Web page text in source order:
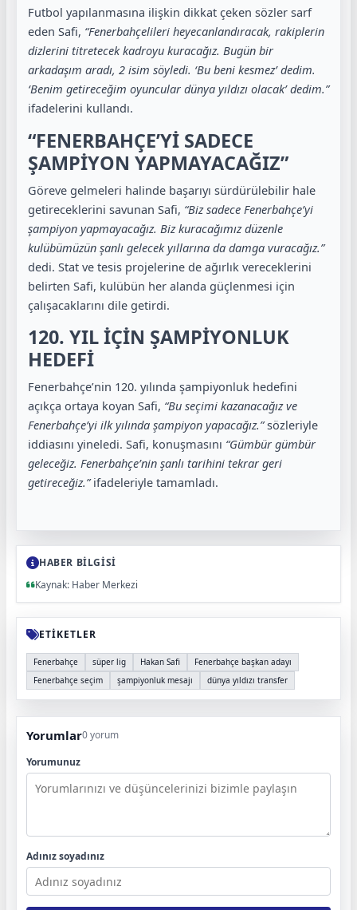
Futbol yapılanmasına ilişkin dikkat çeken sözler sarf
eden Safi, “Fenerbahçelileri heyecanlandıracak, rakiplerin
dizlerini titretecek kadroyu kuracağız. Bugün bir
arkadaşım aradı, 2 isim söyledi. ‘Bu beni kesmez’ dedim.
‘Benim getireceğim oyuncular dünya yıldızı olacak’ dedim.”
ifadelerini kullandı.
“FENERBAHÇE’Yİ SADECE
ŞAMPİYON YAPMAYACAĞIZ”
Göreve gelmeleri halinde başarıyı sürdürülebilir hale
getireceklerini savunan Safi, “Biz sadece Fenerbahçe’yi
şampiyon yapmayacağız. Biz kuracağımız düzenle
kulübümüzün şanlı gelecek yıllarına da damga vuracağız.”
dedi. Stat ve tesis projelerine de ağırlık vereceklerini
belirten Safi, kulübün her alanda güçlenmesi için
çalışacaklarını dile getirdi.
120. YIL İÇİN ŞAMPİYONLUK
HEDEFİ
Fenerbahçe’nin 120. yılında şampiyonluk hedefini
açıkça ortaya koyan Safi, “Bu seçimi kazanacağız ve
Fenerbahçe’yi ilk yılında şampiyon yapacağız.”sözleriyle
iddiasını yineledi. Safi, konuşmasını “Gümbür gümbür
geleceğiz. Fenerbahçe’nin şanlı tarihini tekrar geri
getireceğiz.”ifadeleriyle tamamladı.
HABER BİLGİSİ
Kaynak: Haber Merkezi
ETİKETLER
Fenerbahçe süper lig Hakan Safi
Fenerbahçe başkan adayı
Fenerbahçe seçim
şampiyonluk mesajı dünya yıldızı transfer
Yorumlar0 yorum
Yorumunuz
Adınız soyadınız